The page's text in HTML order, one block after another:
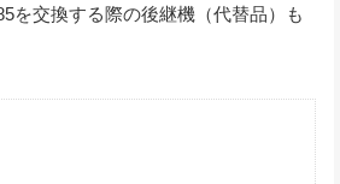
を交換する際の後継機（代替品）も